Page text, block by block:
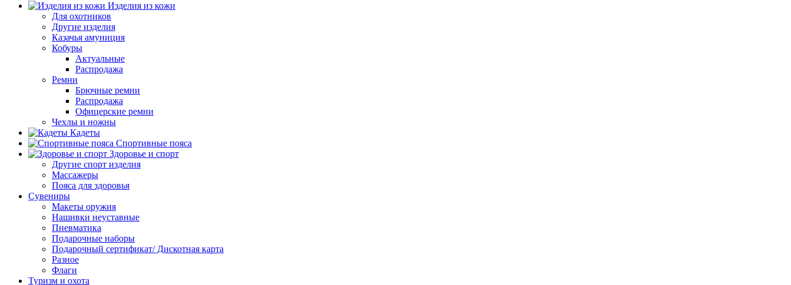
Изделия из кожи
Для охотников
Другие изделия
Казачья амуниция
Кобуры
Актуальные
Распродажа
Ремни
Брючные ремни
Распродажа
Офицерские ремни
Чехлы и ножны
Кадеты
Спортивные пояса
Здоровье и спорт
Другие спорт изделия
Массажеры
Пояса для здоровья
Сувениры
Макеты оружия
Нашивки неуставные
Пневматика
Подарочные наборы
Подарочный сертификат/ Дискотная карта
Разное
Флаги
Туризм и охота